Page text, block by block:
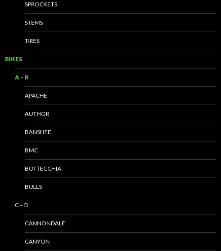
SPROCKETS
STEMS
TIRES
BIKES
A – B
APACHE
AUTHOR
BANSHEE
BMC
BOTTECCHIA
BULLS
C – D
CANNONDALE
CANYON